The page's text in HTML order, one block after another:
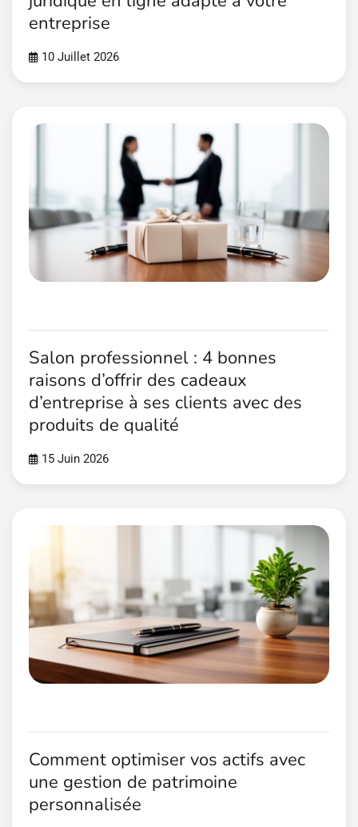
entreprise
10 Juillet 2026
Salon professionnel : 4 bonnes
raisons d’offrir des cadeaux
d’entreprise à ses clients avec des
produits de qualité
15 Juin 2026
Comment optimiser vos actifs avec
une gestion de patrimoine
personnalisée